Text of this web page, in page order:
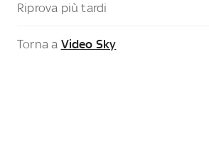
Riprova più tardi
Torna a Video Sky